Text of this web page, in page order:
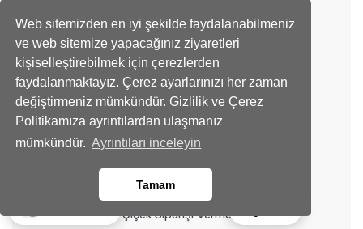
Web sitemizden en iyi şekilde faydalanabilmeniz
ve web sitemize yapacağınız ziyaretleri
kişiselleştirebilmek için çerezlerden
faydalanmaktayız. Çerez ayarlarınızı her zaman
değiştirmeniz mümkündür. Gizlilik ve Çerez
Politikamıza ayrıntılardan ulaşmanız
mümkündür. Ayrıntıları inceleyin
Tamam
Tarabya Mahallesi Çiçek Siparişi Vermek
Rumelihisarı Mahallesi Çiçek Siparişi Vermek
Rumelikavağı Mahallesi Çiçek Siparişi Vermek
Reşit Paşa Mahallesi Çiçek Siparişi Vermek
PTT Evleri Mahallesi Çiçek Siparişi Vermek
Pınar Mahallesi Çiçek Siparişi Vermek
Maden Mahallesi Çiçek Siparişi Vermek